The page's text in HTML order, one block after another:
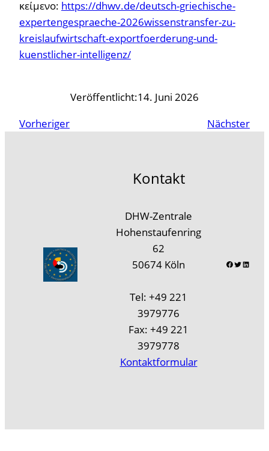
κείμενο: https://dhwv.de/deutsch-griechische-
expertengespraeche-2026wissenstransfer-zu-
kreislaufwirtschaft-exportfoerderung-und-
kuenstlicher-intelligenz/
Veröffentlicht:14. Juni 2026
Vorheriger
Nächster
Kontakt
DHW-Zentrale
Hohenstaufenring
62
50674 Köln
Tel: +49 221
3979776
Fax: +49 221
3979778
Kontaktformular